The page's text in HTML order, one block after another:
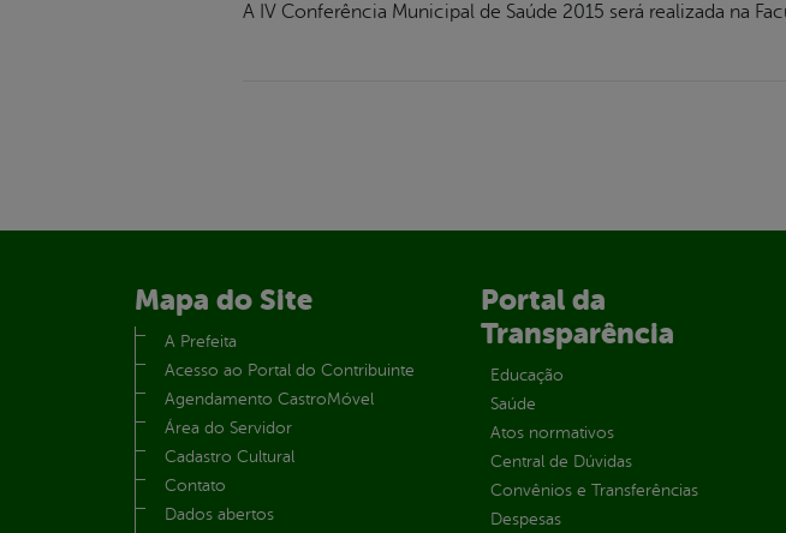
A IV Conferência Municipal de Saúde 2015 será realizada na
Mapa do Site
A Prefeita
Acesso ao Portal do Contribuinte
Agendamento CastroMóvel
Área do Servidor
Cadastro Cultural
Contato
Dados abertos
Portal da
Transparência
Educação
Saúde
Atos normativos
Central de Dúvidas
Convênios e Transferências
Despesas